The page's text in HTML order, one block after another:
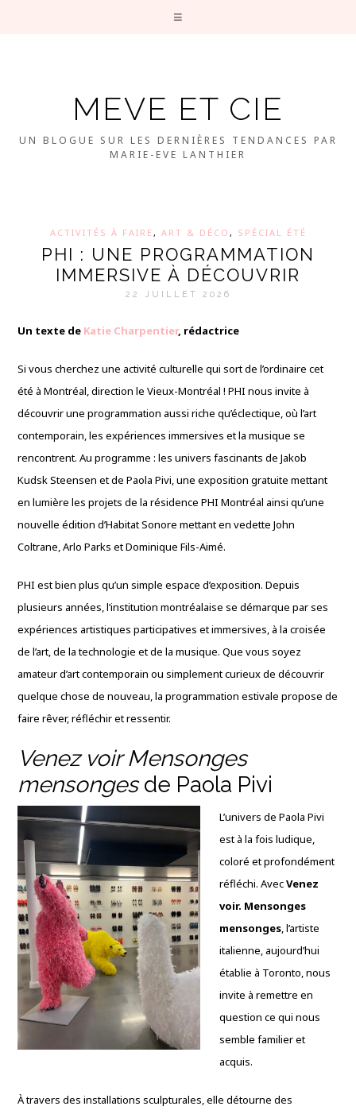
MEVE ET CIE
UN BLOGUE SUR LES DERNIÈRES TENDANCES PAR
MARIE-EVE LANTHIER
ACTIVITÉS À FAIRE, ART & DÉCO , SPÉCIAL ÉTÉ
PHI : UNE PROGRAMMATION
IMMERSIVE À DÉCOUVRIR
22 JUILLET 2026
Un texte de Katie Charpentier, rédactrice
Si vous cherchez une activité culturelle qui sort de l’ordinaire cet
été à Montréal, direction le Vieux-Montréal ! PHI nous invite à
découvrir une programmation aussi riche qu’éclectique, où l’art
contemporain, les expériences immersives et la musique se
rencontrent. Au programme : les univers fascinants de Jakob
Kudsk Steensen et de Paola Pivi, une exposition gratuite mettant
en lumière les projets de la résidence PHI Montréal ainsi qu’une
nouvelle édition d’Habitat Sonore mettant en vedette John
Coltrane, Arlo Parks et Dominique Fils-Aimé.
PHI est bien plus qu’un simple espace d’exposition. Depuis
plusieurs années, l’institution montréalaise se démarque par ses
expériences artistiques participatives et immersives, à la croisée
de l’art, de la technologie et de la musique. Que vous soyez
amateur d’art contemporain ou simplement curieux de découvrir
quelque chose de nouveau, la programmation estivale propose de
faire rêver, réfléchir et ressentir.
Venez voir Mensonges
mensongesde Paola Pivi
L’univers de Paola Pivi
est à la fois ludique,
coloré et profondément
réfléchi. AvecVenez
voir. Mensonges
mensonges, l’artiste
italienne, aujourd’hui
établie à Toronto, nous
invite à remettre en
question ce qui nous
semble familier et
acquis.
À travers des installations sculpturales, elle détourne des